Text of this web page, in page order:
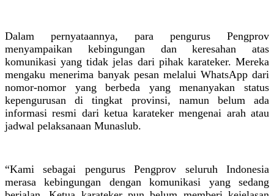
Dalam pernyataannya, para pengurus Pengprov
menyampaikan kebingungan dan keresahan atas
komunikasi yang tidak jelas dari pihak karateker. Mereka
mengaku menerima banyak pesan melalui WhatsApp dari
nomor-nomor yang berbeda yang menanyakan status
kepengurusan di tingkat provinsi, namun belum ada
informasi resmi dari ketua karateker mengenai arah atau
jadwal pelaksanaan Munaslub.
“Kami sebagai pengurus Pengprov seluruh Indonesia
merasa kebingungan dengan komunikasi yang sedang